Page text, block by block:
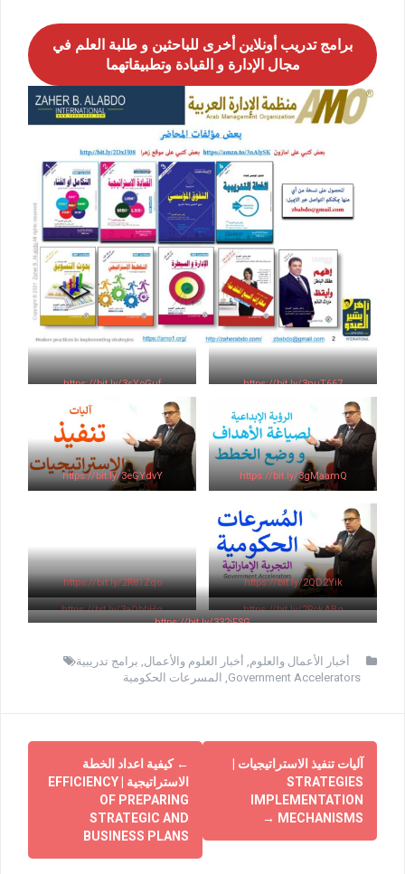
برامج تدريب أونلاين أخرى للباحثين و طلبة العلم في
مجال الإدارة و القيادة وتطبيقاتهما
https://bit.ly/3nuT667
https://bit.ly/3sYoGuf
https://bit.ly/3gMaamQ
https://bit.ly/3eGYdvY
https://bit.ly/2QD2Yik
https://bit.ly/2R81Zqo
https://bit.ly/2RckABq
https://bit.ly/3aObbHg
https://bit.ly/332iFSG
أخبار الأعمال والعلوم, أخبار العلوم والأعمال , برامج تدريبية
Government Accelerators
, المسرعات الحكومية
← كيفية اعداد الخطة
الاستراتيجية | EFFICIENCY
OF PREPARING
STRATEGIC AND
BUSINESS PLANS
آليات تنفيذ الاستراتيجيات |
STRATEGIES
IMPLEMENTATION
MECHANISMS
→